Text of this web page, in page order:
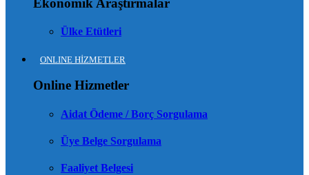
Ekonomik Araştırmalar
Ülke Etütleri
ONLINE HİZMETLER
Online Hizmetler
Aidat Ödeme / Borç Sorgulama
Üye Belge Sorgulama
Faaliyet Belgesi